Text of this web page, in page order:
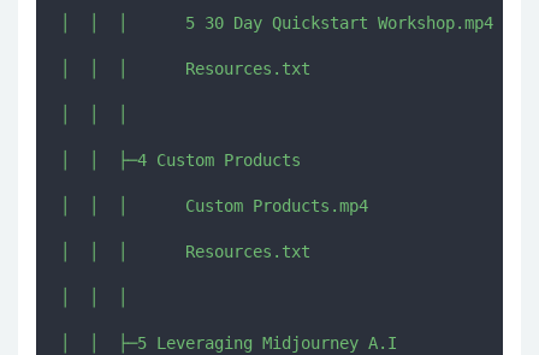
│  │  │      5 30 Day Quickstart Workshop.mp4
│  │  │      Resources.txt
│  │  ├─4 Custom Products
│  │  │      Custom Products.mp4
│  │  │      Resources.txt
│  │  ├─5 Leveraging Midjourney A.I